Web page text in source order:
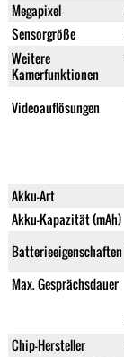
Megapixel
Sensorgröße
Weitere
Kamerfunktionen
Videoauflösungen
Akku-Art
Akku-Kapazität (mAh)
Batterieeigenschaften
Max. Gesprächsdauer
Chip-Hersteller